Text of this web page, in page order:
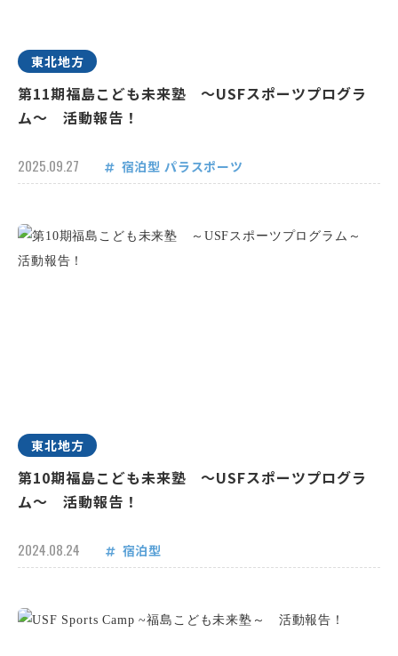
東北地方
第11期福島こども未来塾 ～USFスポーツプログラ
ム～ 活動報告！
2025.09.27 宿泊型 パラスポーツ
東北地方
第10期福島こども未来塾 ～USFスポーツプログラ
ム～ 活動報告！
2024.08.24 宿泊型